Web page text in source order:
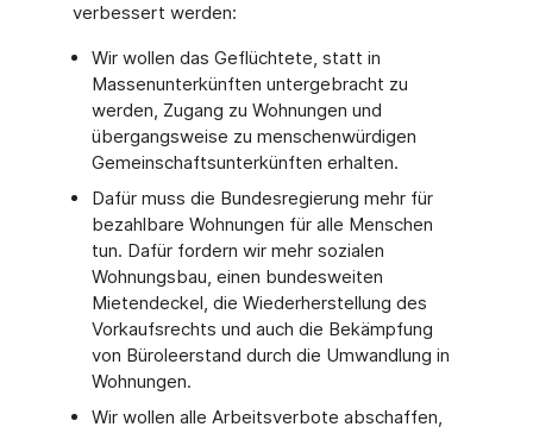
verbessert werden:
Wir wollen das Geflüchtete, statt in
Massenunterkünften untergebracht zu
werden, Zugang zu Wohnungen und
übergangsweise zu menschenwürdigen
Gemeinschaftsunterkünften erhalten.
Dafür muss die Bundesregierung mehr für
bezahlbare Wohnungen für alle Menschen
tun. Dafür fordern wir mehr sozialen
Wohnungsbau, einen bundesweiten
Mietendeckel, die Wiederherstellung des
Vorkaufsrechts und auch die Bekämpfung
von Büroleerstand durch die Umwandlung in
Wohnungen.
Wir wollen alle Arbeitsverbote abschaffen,